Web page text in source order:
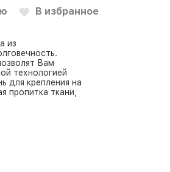
В избранное
из
Вам
технологией
для крепления на
пропитка ткани,